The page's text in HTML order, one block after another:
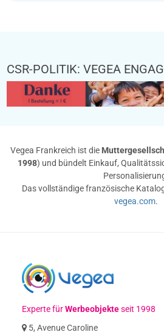
CSR-POLITIK: VEGEA
Vegea Frankreich ist die
1998) und bündelt Einkauf,
Das vollständige französische
vegea.com.
Experte fürWerbeobjekteseit 1998
5, Avenue Caroline